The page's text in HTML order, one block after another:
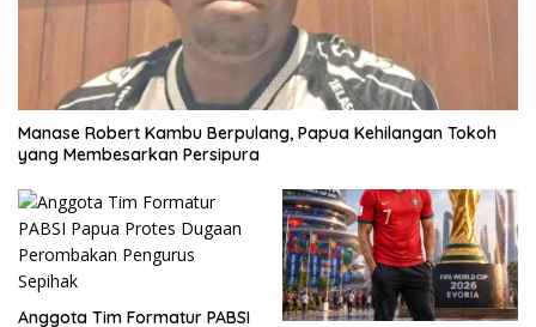
Manase Robert Kambu Berpulang, Papua Kehilangan Tokoh
yang Membesarkan Persipura
Anggota Tim Formatur PABSI